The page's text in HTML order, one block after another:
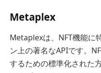
Metaplex
Metaplexは、NFT機能に
ン上の著名なAPIです。
するための標準化された